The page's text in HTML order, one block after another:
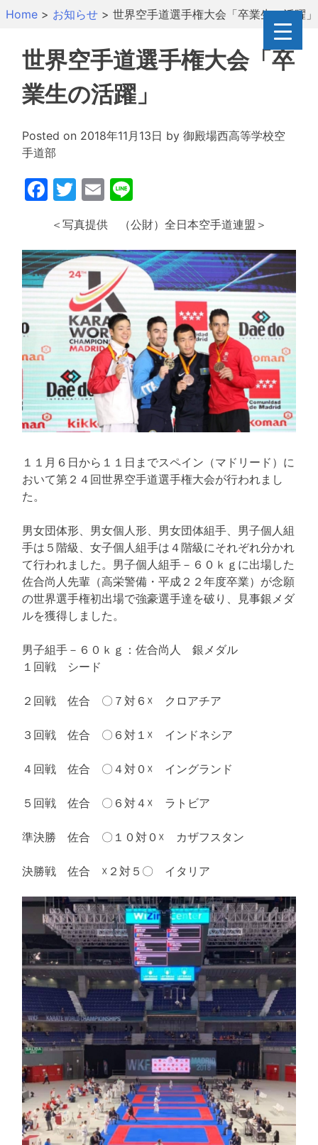
SkipHome > お知らせ > 世界空手道選手権大会「卒業生の活躍」
世界空手道選手権大会「卒
業生の活躍」
Posted on 2018年11月13日 by 御殿場西高等学校空
手道部
Facebook
Twitter
Email
＜写真提供 （公財）全日本空手道連盟＞
１１月６日から１１日までスペイン（マドリード）に
おいて第２４回世界空手道選手権大会が行われまし
た。
男女団体形、男女個人形、男女団体組手、男子個人組
手は５階級、女子個人組手は４階級にそれぞれ分かれ
て行われました。男子個人組手－６０ｋｇに出場した
佐合尚人先輩（高栄警備・平成２２年度卒業）が念願
の世界選手権初出場で強豪選手達を破り、見事銀メダ
ルを獲得しました。
男子組手－６０ｋｇ：佐合尚人 銀メダル
１回戦 シード
２回戦 佐合 〇７対６☓ クロアチア
３回戦 佐合 〇６対１☓ インドネシア
４回戦 佐合 〇４対０☓ イングランド
５回戦 佐合 〇６対４☓ ラトビア
準決勝 佐合 〇１０対０☓ カザフスタン
決勝戦 佐合 ☓２対５〇 イタリア